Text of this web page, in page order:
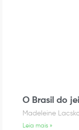
O Brasil do
Madeleine
Leia mais »